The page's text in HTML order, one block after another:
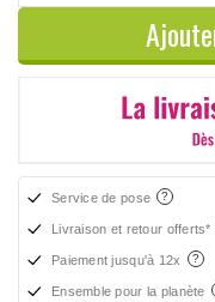
Service de pose
Livraison et retour offerts*
Paiement jusqu'à 12x
Ensemble pour la planète